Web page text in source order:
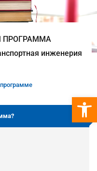
ПРОГРАММА
инженерия